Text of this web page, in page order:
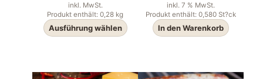
inkl. MwSt.
Produkt enthält: 0,28 kg
Ausführung wählen
mehrere
inkl. 7 % MwSt.
Produkt enthält: 0,580 St?ck
In den Warenkorb